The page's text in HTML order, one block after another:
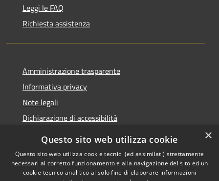
Leggi le FAQ
Richiesta assistenza
Amministrazione trasparente
Informativa privacy
Note legali
Dichiarazione di accessibilità
RSS
Copyright © 2026 • Comune di
Nova Milanese • Powered by
×
Questo sito web utilizza cookie
Questo sito web utilizza cookie tecnici (ed assimilati) strettamente
necessari al corretto funzionamento e alla navigazione del sito ed un
cookie tecnico analitico al solo fine di elaborare informazioni